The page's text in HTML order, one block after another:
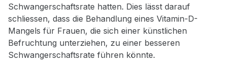
Schwangerschaftsrate hatten. Dies lässt darauf
schliessen, dass die Behandlung eines Vitamin-D-
Mangels für Frauen, die sich einer künstlichen
Befruchtung unterziehen, zu einer besseren
Schwangerschaftsrate führen könnte.